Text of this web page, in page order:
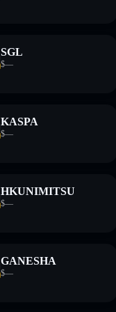
SGL
$—
KASPA
$—
HKUNIMITSU
$—
GANESHA
$—